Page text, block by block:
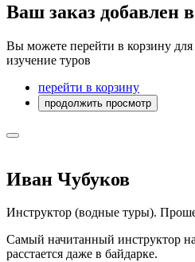
Ваш заказ добавлен
Вы можете перейти в корзину
изучение туров
перейти в корзину
продолжить просмотр
Иван Чубуков
Инструктор (водные туры).
Самый начитанный инструктор
расстается даже в байдарке.